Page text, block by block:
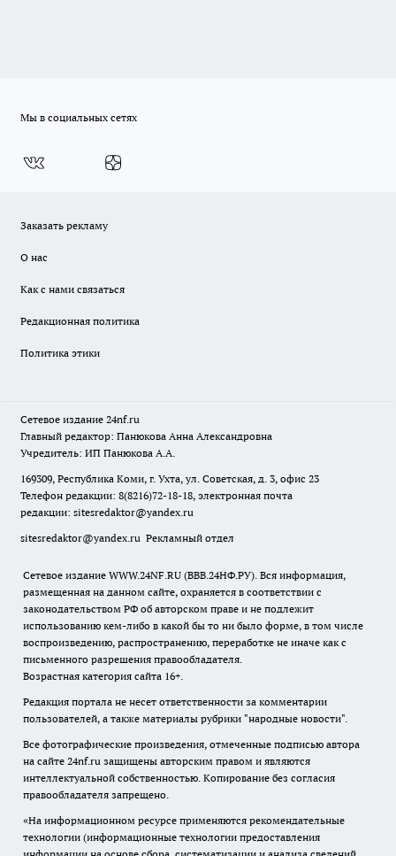
Мы в социальных сетях
Заказать рекламу
О нас
Как с нами связаться
Редакционная политика
Политика этики
Сетевое издание 24nf.ru
Главный редактор: Панюкова Анна Александровна
Учредитель: ИП Панюкова А.А.
169309, Республика Коми, г. Ухта, ул. Советская, д. 3, офис 23
Телефон редакции: 8(8216)72-18-18, электронная почта
редакции: sitesredaktor@yandex.ru
sitesredaktor@yandex.ru Рекламный отдел
Сетевое издание WWW.24NF.RU (ВВВ.24НФ.РУ). Вся информация,
размещенная на данном сайте, охраняется в соответствии с
законодательством РФ об авторском праве и не подлежит
использованию кем-либо в какой бы то ни было форме, в том числе
воспроизведению, распространению, переработке не иначе как с
письменного разрешения правообладателя.
Возрастная категория сайта 16+.
Редакция портала не несет ответственности за комментарии
пользователей, а также материалы рубрики "народные новости".
Все фотографические произведения, отмеченные подписью автора
на сайте 24nf.ru защищены авторским правом и являются
интеллектуальной собственностью. Копирование без согласия
правообладателя запрещено.
«На информационном ресурсе применяются рекомендательные
технологии (информационные технологии предоставления